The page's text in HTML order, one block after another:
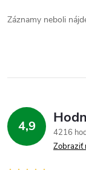
Záznamy neboli
4,9
4216
Zobraziť